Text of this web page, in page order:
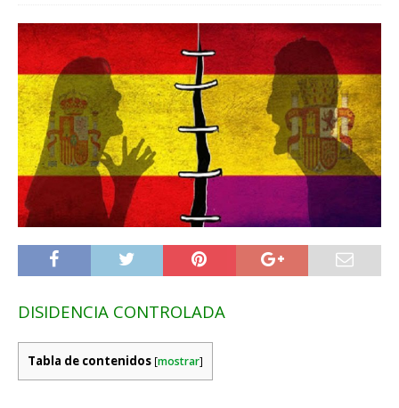
DISIDENCIA CONTROLADA
Tabla de contenidos [mostrar]